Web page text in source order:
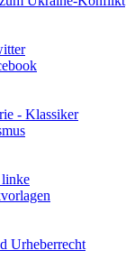
- Klassiker
Urheberrecht